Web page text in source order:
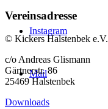
Instagram
Mail
Vereinsadresse
© Kickers Halstenbek e.V.
c/o Andreas Glismann
Gärtnerstr. 86
25469 Halstenbek
Downloads